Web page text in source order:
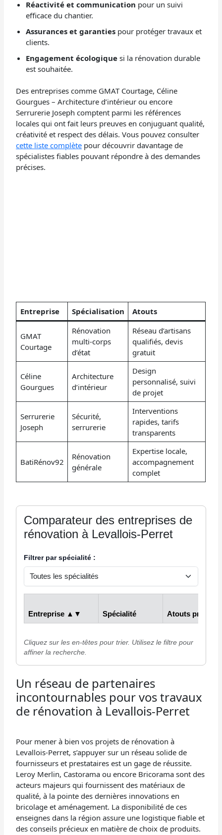
Réactivité et communication pour un suivi
efficace du chantier.
Assurances et garanties pour protéger travaux et
clients.
Engagement écologique si la rénovation durable
est souhaitée.
Des entreprises comme GMAT Courtage, Céline
Gourgues – Architecture d’intérieur ou encore
Serrurerie Joseph comptent parmi les références
locales qui ont fait leurs preuves en conjuguant qualité,
créativité et respect des délais. Vous pouvez consulter
cette liste complète pour découvrir davantage de
spécialistes fiables pouvant répondre à des demandes
précises.
Entreprise Spécialisation Atouts
GMAT
Courtage
Rénovation
multi-corps
d’état
Réseau d’artisans
qualifiés, devis
gratuit
Céline
Gourgues
Architecture
d’intérieur
Design
personnalisé, suivi
de projet
Serrurerie
Joseph
Sécurité,
serrurerie
Interventions
rapides, tarifs
transparents
BatiRénov92
Rénovation
générale
Expertise locale,
accompagnement
complet
Comparateur des entreprises de
rénovation à Levallois-Perret
Filtrer par spécialité :
Entreprise ▲▼ Spécialité Atouts
Cliquez sur les en-têtes pour trier. Utilisez le filtre pour
affiner la recherche.
Un réseau de partenaires
incontournables pour vos travaux
de rénovation à Levallois-Perret
Pour mener à bien vos projets de rénovation à
Levallois-Perret, s’appuyer sur un réseau solide de
fournisseurs et prestataires est un gage de réussite.
Leroy Merlin, Castorama ou encore Bricorama sont des
acteurs majeurs qui fournissent des matériaux de
qualité, à la pointe des dernières innovations en
bricolage et aménagement. La disponibilité de ces
enseignes dans la région assure une logistique fiable et
des conseils précieux en matière de choix de produits.